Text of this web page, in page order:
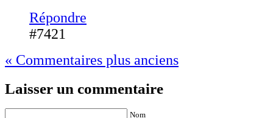
Répondre
#7421
« Commentaires plus anciens
Laisser un commentaire
Nom